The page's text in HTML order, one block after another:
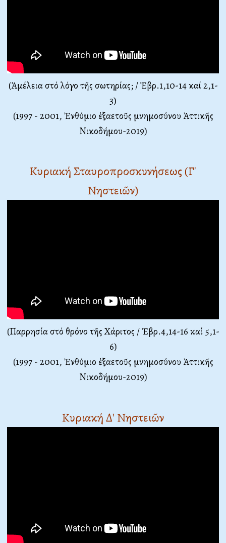
(Ἀμέλεια στό λόγο τῆς σωτηρίας; / Ἑβρ.1,10-14 καί 2,1-
3)
(1997 - 2001, Ἐνθύμιο ἑξαετοῦς μνημοσύνου Ἀττικῆς
Νικοδήμου-2019)
ΚυριακήΣταυροπροσκυνήσεως (Γ'
Νηστειῶν)
(Παρρησία στό θρόνο τῆς Χάριτος / Ἑβρ.4,14-16 καί 5,1-
6)
(1997 - 2001, Ἐνθύμιο ἑξαετοῦς μνημοσύνου Ἀττικῆς
Νικοδήμου-2019)
Κυριακή Δ' Νηστειῶν